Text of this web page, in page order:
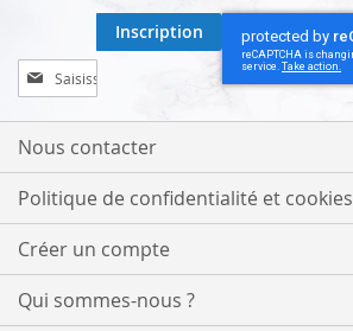
Inscription
à
notre
lettre
:
Inscription
Nous contacter
Politique de confidentialité et cookies
Créer un compte
Qui sommes-nous ?